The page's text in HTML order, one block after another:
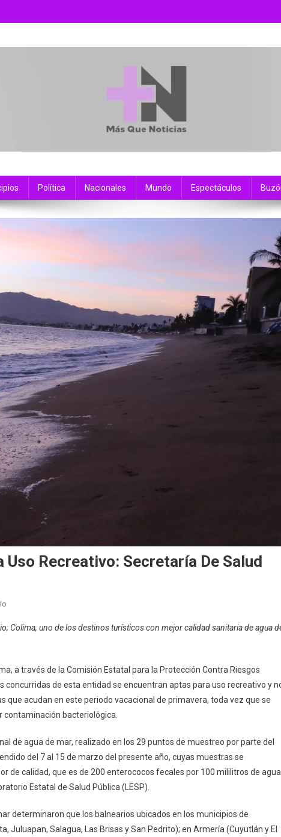
Política Nacionales Mundo Espectáculos
Uso Recreativo: Secretaría De Salud
De
Para
Uso
Recreativo:
Secretaría
Salud
Colima, uno de los destinos turísticos con mejor calidad sanitaria de agua
a través de la Comisión Estatal para la Protección Contra Riesgos
de esta entidad se encuentran aptas para uso recreativo y
que acudan en este periodo vacacional de primavera, toda vez que se
bacteriológica.
de agua de mar, realizado en los 29 puntos de muestreo por parte del
del 7 al 15 de marzo del presente año, cuyas muestras se
de calidad, que es de 200 enterococos fecales por 100 mililitros de agua
Estatal de Salud Pública (LESP).
determinaron que los balnearios ubicados en los municipios de
Juluapan, Salagua, Las Brisas y San Pedrito); en Armería (Cuyutlán y El